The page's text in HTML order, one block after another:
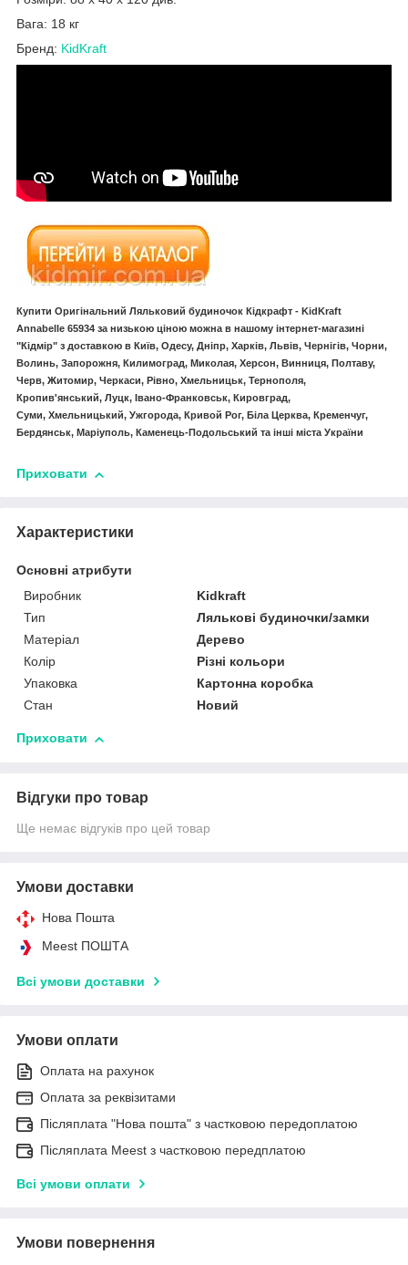
Вага: 18 кг
Бренд: KidKraft
Купити Оригінальний Ляльковий будиночок Кідкрафт - KidKraft
Annabelle 65934 за низькою ціною можна в нашому інтернет-магазині
"Кідмір" з доставкою в Київ, Одесу, Дніпр, Харків, Львів, Чернігів, Чорни,
Волинь, Запорожня, Килимоград, Миколая, Херсон, Винниця, Полтаву,
Черв, Житомир, Черкаси, Рівно, Хмельницьк, Тернополя,
Кропив'янський, Луцк, Івано-Франковськ, Кировград,
Суми, Хмельницький, Ужгорода, Кривой Рог, Біла Церква, Кременчуг,
Бердянськ, Маріуполь, Каменець-Подольський та інші міста України
Приховати
Характеристики
Основні атрибути
Виробник
Kidkraft
Тип
Лялькові будиночки/замки
Матеріал
Дерево
Колір
Різні кольори
Упаковка
Картонна коробка
Стан
Новий
Приховати
Відгуки про товар
Ще немає відгуків про цей товар
Умови доставки
Нова Пошта
Meest ПОШТА
Всі умови доставки
Умови оплати
Оплата на рахунок
Оплата за реквізитами
Післяплата "Нова пошта" з частковою передоплатою
Післяплата Meest з частковою передплатою
Всі умови оплати
Умови повернення